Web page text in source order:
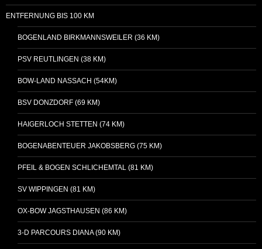
ENTFERNUNG BIS 100 KM
BOGENLAND BIRKMANNSWEILER (36 KM)
PSV REUTLINGEN (38 KM)
BOW-LAND NASSACH (54KM)
BSV DONZDORF (69 KM)
HAIGERLOCH STETTEN (74 KM)
BOGENABENTEUER JAKOBSBERG (75 KM)
PFEIL & BOGEN SCHLICHEMTAL (81 KM)
SV WIPPINGEN (81 KM)
OX-BOW JAGSTHAUSEN (86 KM)
3-D PARCOURS DIANA (90 KM)